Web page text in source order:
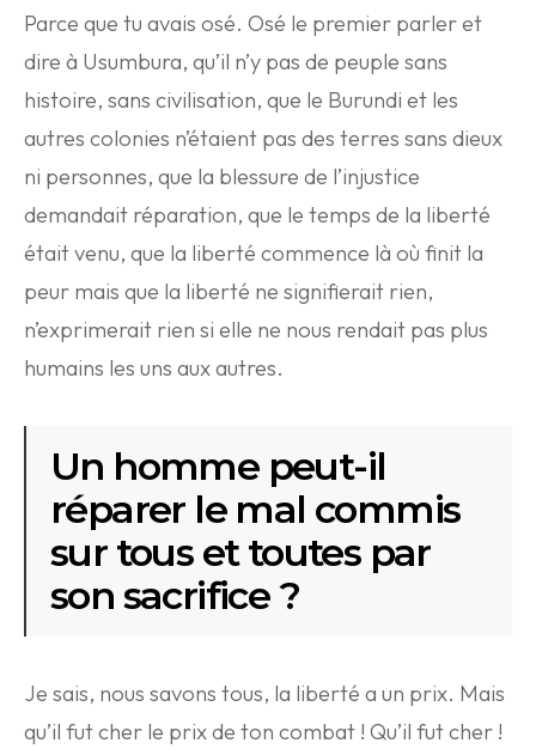
Parce que tu avais osé. Osé le premier parler et
dire à Usumbura, qu’il n’y pas de peuple sans
histoire, sans civilisation, que le Burundi et les
autres colonies n’étaient pas des terres sans dieux
ni personnes, que la blessure de l’injustice
demandait réparation, que le temps de la liberté
était venu, que la liberté commence là où finit la
peur mais que la liberté ne signifierait rien,
n’exprimerait rien si elle ne nous rendait pas plus
humains les uns aux autres.
Un homme peut-il
réparer le mal commis
sur tous et toutes par
son sacrifice ?
Je sais, nous savons tous, la liberté a un prix. Mais
qu’il fut cher le prix de ton combat ! Qu’il fut cher !